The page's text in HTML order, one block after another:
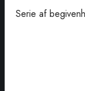
Serie af